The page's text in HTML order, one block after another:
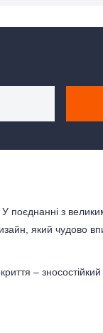
з
який чудово
– зносостійкий